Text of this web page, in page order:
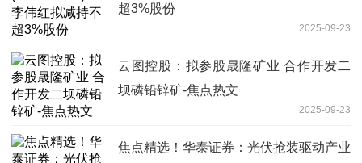
超3%股份
2025-09-23
云图控股：拟参股晟隆矿业 合作开发二
坝磷铅锌矿-焦点热文
2025-09-23
焦点精选！华泰证券：光伏抢装驱动产业